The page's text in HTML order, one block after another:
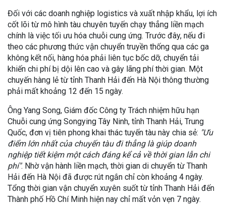
Đối với các doanh nghiệp logistics và xuất nhập khẩu, lợi ích
cốt lõi từ mô hình tàu chuyên tuyến chạy thẳng liền mạch
chính là việc tối ưu hóa chuỗi cung ứng. Trước đây, nếu đi
theo các phương thức vận chuyển truyền thống qua các ga
không kết nối, hàng hóa phải liên tục bốc dỡ, chuyển tải
khiến chi phí bị dội lên cao và gây lãng phí thời gian. Một
chuyến hàng lẻ từ tỉnh Thanh Hải đến Hà Nội thông thường
phải mất khoảng 12 đến 15 ngày.
Ông Yang Song, Giám đốc Công ty Trách nhiệm hữu hạn
Chuỗi cung ứng Songying Tây Ninh, tỉnh Thanh Hải, Trung
Quốc, đơn vị tiên phong khai thác tuyến tàu này chia sẻ: "Ưu
điểm lớn nhất của chuyến tàu đi thẳng là giúp doanh
nghiệp tiết kiệm một cách đáng kể cả về thời gian lẫn chi
phí". Nhờ vận hành liền mạch, thời gian di chuyển từ Thanh
Hải đến Hà Nội đã được rút ngắn chỉ còn khoảng 4 ngày.
Tổng thời gian vận chuyển xuyên suốt từ tỉnh Thanh Hải đến
Thành phố Hồ Chí Minh hiện nay chỉ mất vỏn vẹn 7 ngày.